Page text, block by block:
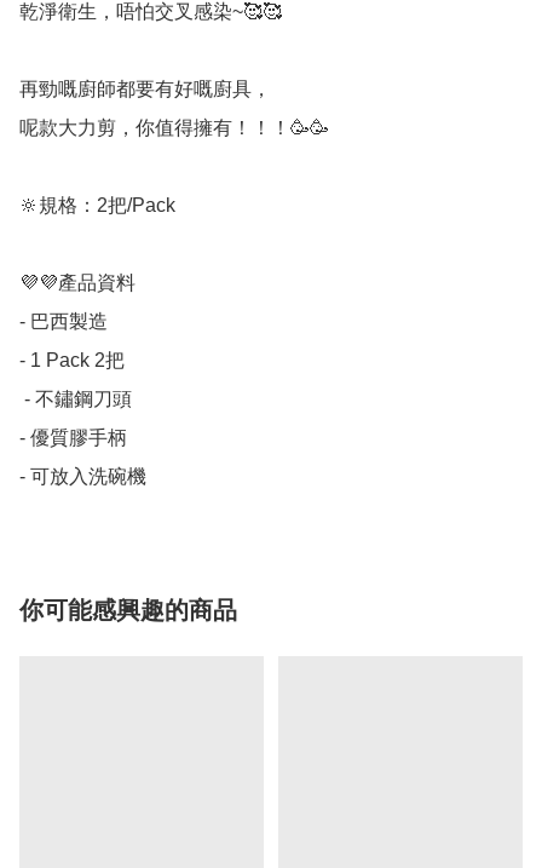
乾淨衛生，唔怕交叉感染~🥰🥰
再勁嘅廚師都要有好嘅廚具，
呢款大力剪，你值得擁有！！！🥳🥳
🔆規格：2把/Pack
💜💜產品資料
- 巴西製造
- 1 Pack 2把
- 優質膠手柄
- 可放入洗碗機
你可能感興趣的商品